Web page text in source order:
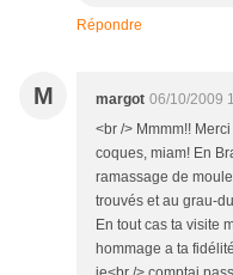
Répondre
M margot 06/10/2009
<br /> Mmmm!!
coques, miam! En
ramassage de
trouvés et au grau-
En tout cas ta visite
hommage a ta